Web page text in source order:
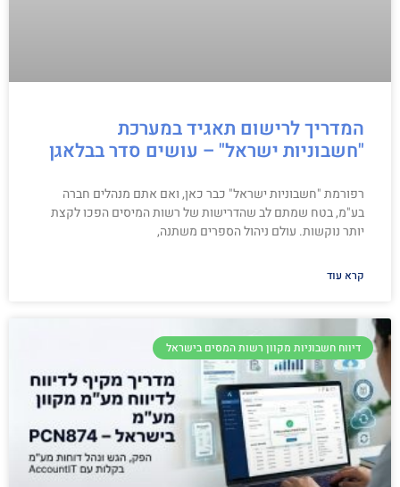
המדריך לרישום תאגיד במערכת
"חשבוניות ישראל" – עושים סדר בבלאגן
רפורמת "חשבוניות ישראל" כבר כאן, ואם אתם מנהלים חברה
בע"מ, בטח שמתם לב שהדרישות של רשות המיסים הפכו לקצת
יותר נוקשות. עולם ניהול הספרים משתנה,
קרא עוד
דיווח חשבוניות מקוון רשות המסים בישראל